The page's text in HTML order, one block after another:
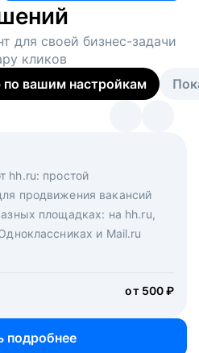
для своей бизнес-задачи
кликов
вашим настройкам
hh.ru: простой
продвижения вакансий
площадках: на hh.ru,
и Mail.ru
от 500 ₽
подробнее
на главной странице
откликов
Решите, сколько
и за дело возьмутся
и проектные менеджеры
инструментов